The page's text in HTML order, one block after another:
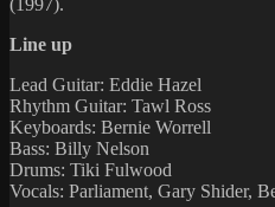
Line up
Lead Guitar: Eddie Hazel
Rhythm Guitar: Tawl Ross
Keyboards: Bernie Worrell
Bass: Billy Nelson
Drums: Tiki Fulwood
Vocals: Parliament, Gary Shider,